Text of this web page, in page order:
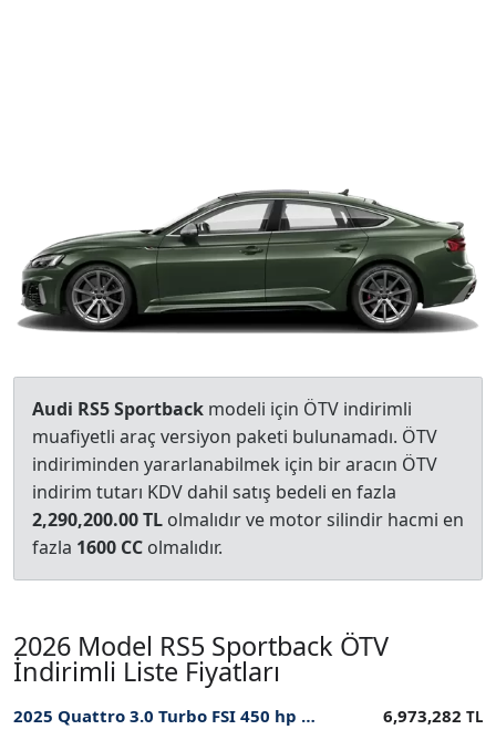
Audi RS5 Sportback modeli için ÖTV indirimli
muafiyetli araç versiyon paketi bulunamadı. ÖTV
indiriminden yararlanabilmek için bir aracın ÖTV
indirim tutarı KDV dahil satış bedeli en fazla
2,290,200.00 TL olmalıdır ve motor silindir hacmi en
fazla 1600 CC olmalıdır.
2026 Model RS5 Sportback ÖTV
İndirimli Liste Fiyatları
2025 Quattro 3.0 Turbo FSI 450 hp Tiptronic PI ÖTV İndirimli Fiyatı 6,973,282 TL